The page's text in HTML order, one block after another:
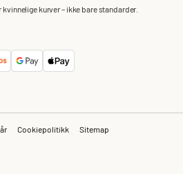
kurver – ikke bare standarder.
Cookiepolitikk Sitemap